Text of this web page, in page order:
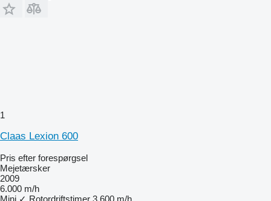
1
Claas Lexion 600
Pris efter forespørgsel
Mejetærsker
2009
6.000 m/h
Mini ✓ Rotordriftstimer 3.600 m/h